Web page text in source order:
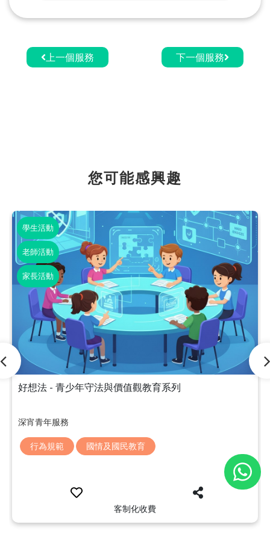
上一個服務 下一個服務
您可能感興趣
學生活動
老師活動
家長活動
好想法 - 青少年守法與價值觀教育系列
深宵青年服務
行為規範 國情及國民教育
客制化收費